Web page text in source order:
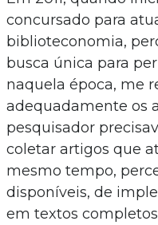
concursado para
biblioteconomia,
busca única para
naquela época, me
adequadamente os
pesquisador
coletar artigos que
mesmo tempo,
disponíveis, de
em textos